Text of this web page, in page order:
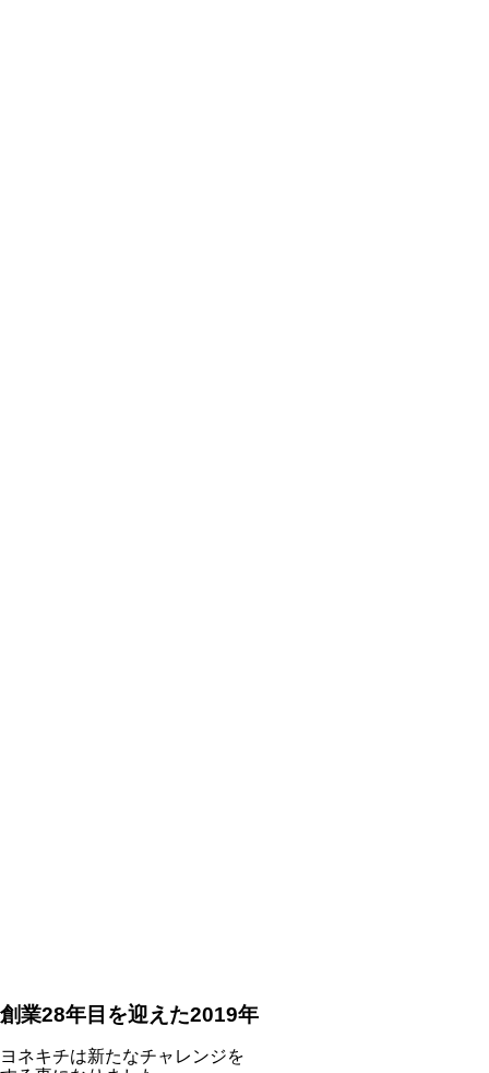
創業28年目 を迎えた2019年
ヨネキチは新たなチャレンジを